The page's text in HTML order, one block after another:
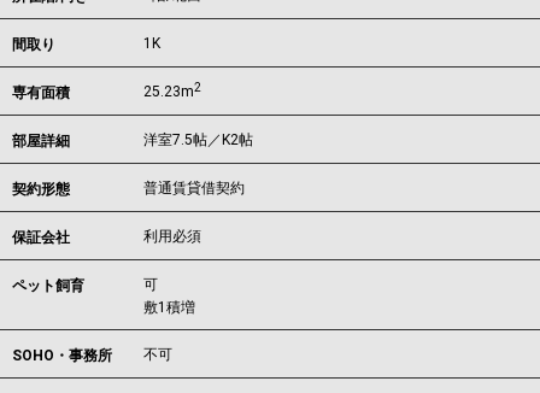
間取り 1K
専有面積 25.23m2
部屋詳細 洋室7.5帖／K2帖
契約形態 普通賃貸借契約
保証会社 利用必須
ペット飼育
可
敷1積増
SOHO・事務所 不可